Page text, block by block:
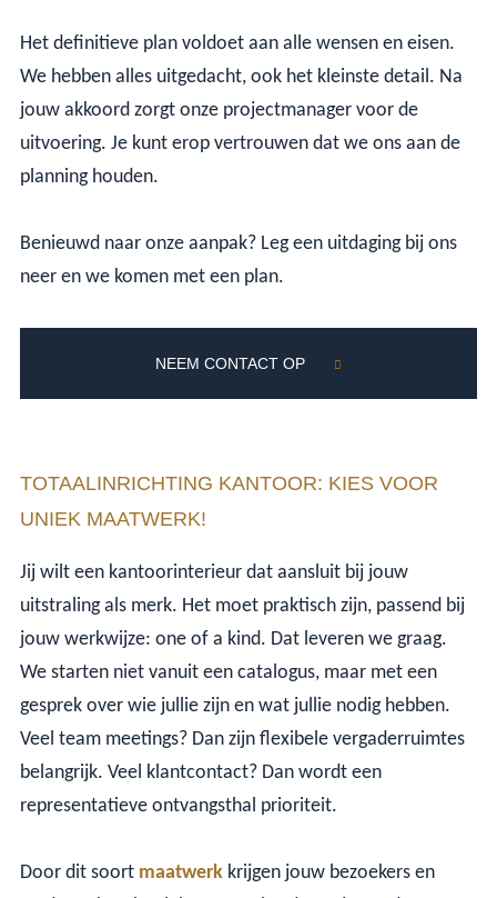
Het definitieve plan voldoet aan alle wensen en eisen.
We hebben alles uitgedacht, ook het kleinste detail. Na
jouw akkoord zorgt onze projectmanager voor de
uitvoering. Je kunt erop vertrouwen dat we ons aan de
planning houden.
Benieuwd naar onze aanpak? Leg een uitdaging bij ons
neer en we komen met een plan.
NEEM CONTACT OP
TOTAALINRICHTING KANTOOR: KIES VOOR
UNIEK MAATWERK!
Jij wilt een kantoorinterieur dat aansluit bij jouw
uitstraling als merk. Het moet praktisch zijn, passend bij
jouw werkwijze: one of a kind. Dat leveren we graag.
We starten niet vanuit een catalogus, maar met een
gesprek over wie jullie zijn en wat jullie nodig hebben.
Veel team meetings? Dan zijn flexibele vergaderruimtes
belangrijk. Veel klantcontact? Dan wordt een
representatieve ontvangsthal prioriteit.
Door dit soort maatwerk krijgen jouw bezoekers en